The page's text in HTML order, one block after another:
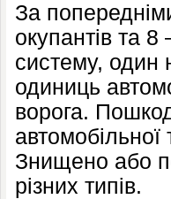
За
окупантів та
систему, один
одиниць
ворога.
автомобільної
Знищено або
різних типів.